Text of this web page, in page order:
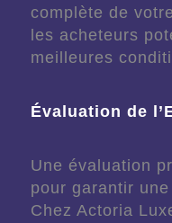
complète de
les acheteurs
meilleures
Évaluation de
Une évaluation
pour garantir
Chez Actoria